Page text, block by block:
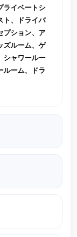
ライベートシ
ト、ドライバ
プション、ア
ズルーム、ゲ
シャワールー
ルーム、ドラ